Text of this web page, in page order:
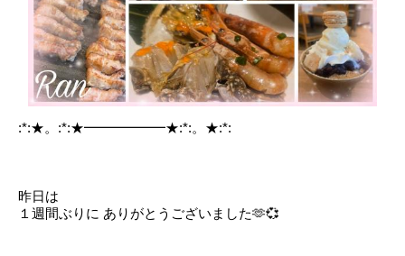
:*:★。:*:★━━━━━━★:*:。★:*:
昨日は
１週間ぶりに ありがとうございました‎🫶️💞